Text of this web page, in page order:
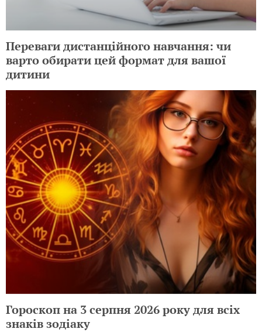
Переваги дистанційного навчання: чи
варто обирати цей формат для вашої
дитини
Гороскоп на 3 серпня 2026 року для всіх
знаків зодіаку